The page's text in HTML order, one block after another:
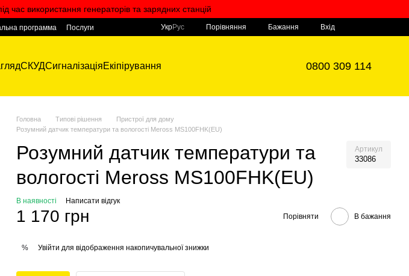
використання генераторів та зарядних станцій
программа
Послуги
УкрРус Порівняння Бажання Вхід
СКУДСигналізаціяЕкіпірування 0800 309 114
Головна Типові рішення
Пристрої для дому
Розумний датчик температури та вологості Meross MS100FHK(EU)
Розумний датчик температури та
вологості Meross MS100FHK(EU)
Артикул
33086
В наявності Написати відгук
1 170 грн Порівняти В бажання
% Увійти для відображення накопичувальної знижки